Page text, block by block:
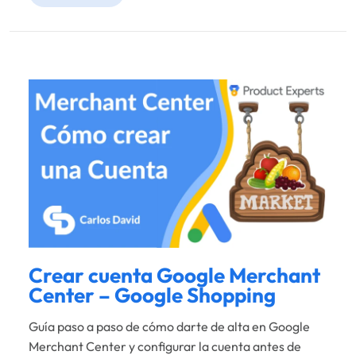
Crear cuenta Google Merchant
Center – Google Shopping
Guía paso a paso de cómo darte de alta en Google
Merchant Center y configurar la cuenta antes de